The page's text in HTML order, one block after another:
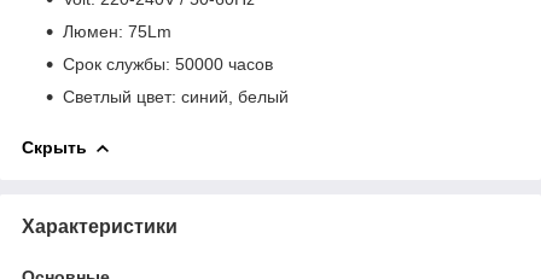
Люмен: 75Lm
Срок службы: 50000 часов
Светлый цвет: синий, белый
Скрыть
Характеристики